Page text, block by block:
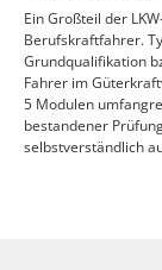
Ein Großteil der
Berufskraftfahrer.
Grundqualifikation
Fahrer im
5 Modulen
bestandener
selbstverständlich